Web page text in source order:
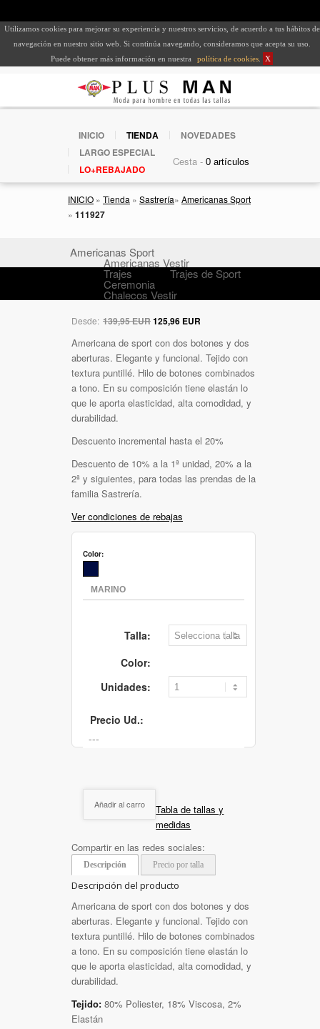
Utilizamos cookies para mejorar su experiencia y nuestros servicios, de acuerdo a tus hábitos de
navegación en nuestro sitio web. Si continúa navegando, consideramos que acepta su uso.
Puede obtener más información en nuestra
política de cookies X
INICIO TIENDA
NOVEDADES
LARGO ESPECIAL
LO+REBAJADO
Cesta -
INICIO » Tienda » Sastrería» Americanas Sport
» 111927
Americanas Sport
Americanas Vestir
Trajes Trajes de Sport
Ceremonia
Chalecos Vestir
Desde: 139,95 EUR125,96 EUR
Americana de sport con dos botones y dos
aberturas. Elegante y funcional. Tejido con
textura puntillé. Hilo de botones combinados
a tono. En su composición tiene elastán lo
que le aporta elasticidad, alta comodidad, y
durabilidad.
Descuento incremental hasta el 20%
Descuento de 10% a la 1ª unidad, 20% a la
2ª y siguientes, para todas las prendas de la
familia Sastrería.
Ver condiciones de rebajas
Color:
Talla:
Color:
Unidades:
Precio Ud.:
Añadir al carro
Tabla de tallas y
medidas
Compartir en las redes sociales:
Descripción Precio por talla
Descripción del producto
Americana de sport con dos botones y dos
aberturas. Elegante y funcional. Tejido con
textura puntillé. Hilo de botones combinados
a tono. En su composición tiene elastán lo
que le aporta elasticidad, alta comodidad, y
durabilidad.
Tejido: 80% Poliester, 18% Viscosa, 2%
Elastán